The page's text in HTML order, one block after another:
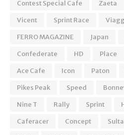
Contest Special Cafe
Zaeta
Vicent
Sprint Race
FERRO MAGAZINE
Japan
Confederate
HD Place
Ace Cafe
Icon Paton
Pikes Peak
Speed
Nine T
Rally Sprint
Caferacer
Concept